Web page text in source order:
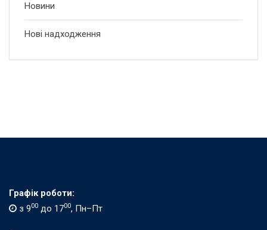
Новини
Нові надходження
Графік роботи:
з 900 до 1700, Пн–Пт